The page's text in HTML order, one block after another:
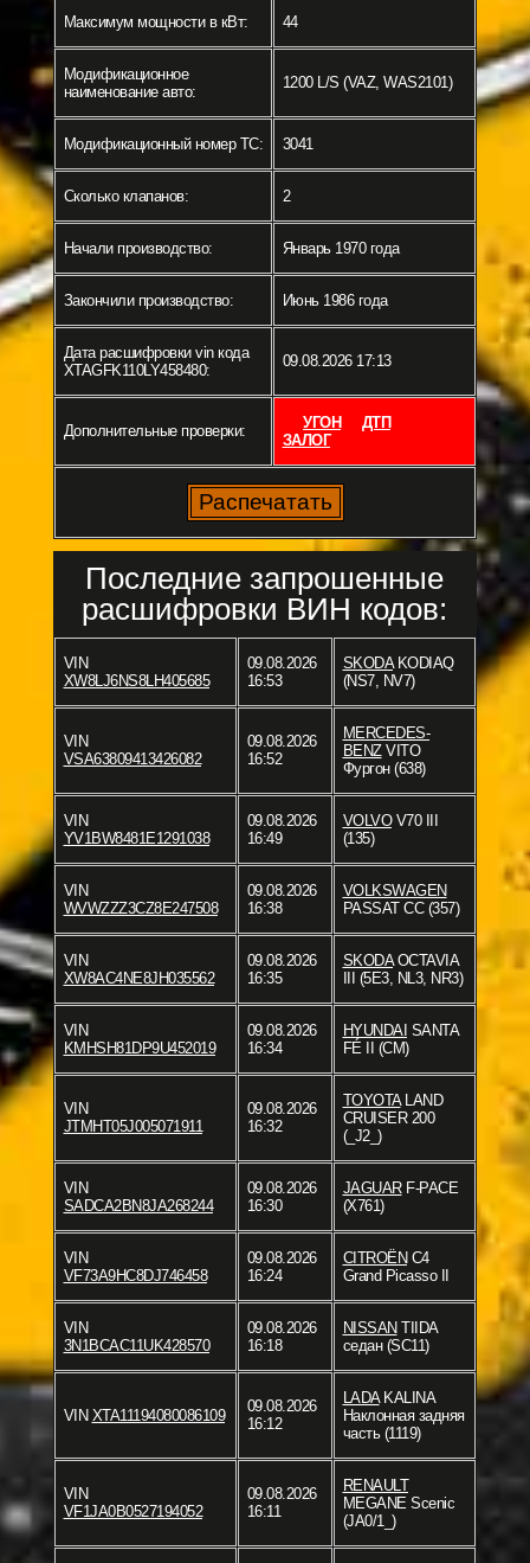
Максимум мощности в кВт: 44
Модификационное
наименование авто:
1200 L/S (VAZ, WAS2101)
Модификационный номер ТС: 3041
Сколько клапанов: 2
Начали производство: Январь 1970 года
Закончили производство: Июнь 1986 года
Дата расшифровки vin кода
XTAGFK110LY458480:
09.08.2026 17:13
Дополнительные проверки: УГОН
ДТП
ЗАЛОГ
Последние запрошенные
расшифровки ВИН кодов:
VIN
XW8LJ6NS8LH405685
09.08.2026
16:53
SKODAKODIAQ
(NS7, NV7)
VIN
VSA63809413426082
09.08.2026
16:52
MERCEDES-
BENZVITO
Фургон (638)
VIN
YV1BW8481E1291038
09.08.2026
16:49
VOLVOV70 III
(135)
VIN
WVWZZZ3CZ8E247508
09.08.2026
16:38
VOLKSWAGEN
PASSAT CC (357)
VIN
XW8AC4NE8JH035562
09.08.2026
16:35
SKODAOCTAVIA
III (5E3, NL3, NR3)
VIN
KMHSH81DP9U452019
09.08.2026
16:34
HYUNDAI SANTA
FÉ II (CM)
VIN
JTMHT05J005071911
09.08.2026
16:32
TOYOTALAND
CRUISER 200
(_J2_)
VIN
SADCA2BN8JA268244
09.08.2026
16:30
JAGUARF-PACE
(X761)
VIN
VF73A9HC8DJ746458
09.08.2026
16:24
CITROËN C4
Grand Picasso II
VIN
3N1BCAC11UK428570
09.08.2026
16:18
NISSAN TIIDA
седан (SC11)
VIN XTA11194080086109
09.08.2026
16:12
LADAKALINA
Наклонная задняя
часть (1119)
VIN
VF1JA0B0527194052
09.08.2026
16:11
RENAULT
MEGANE Scenic
(JA0/1_)